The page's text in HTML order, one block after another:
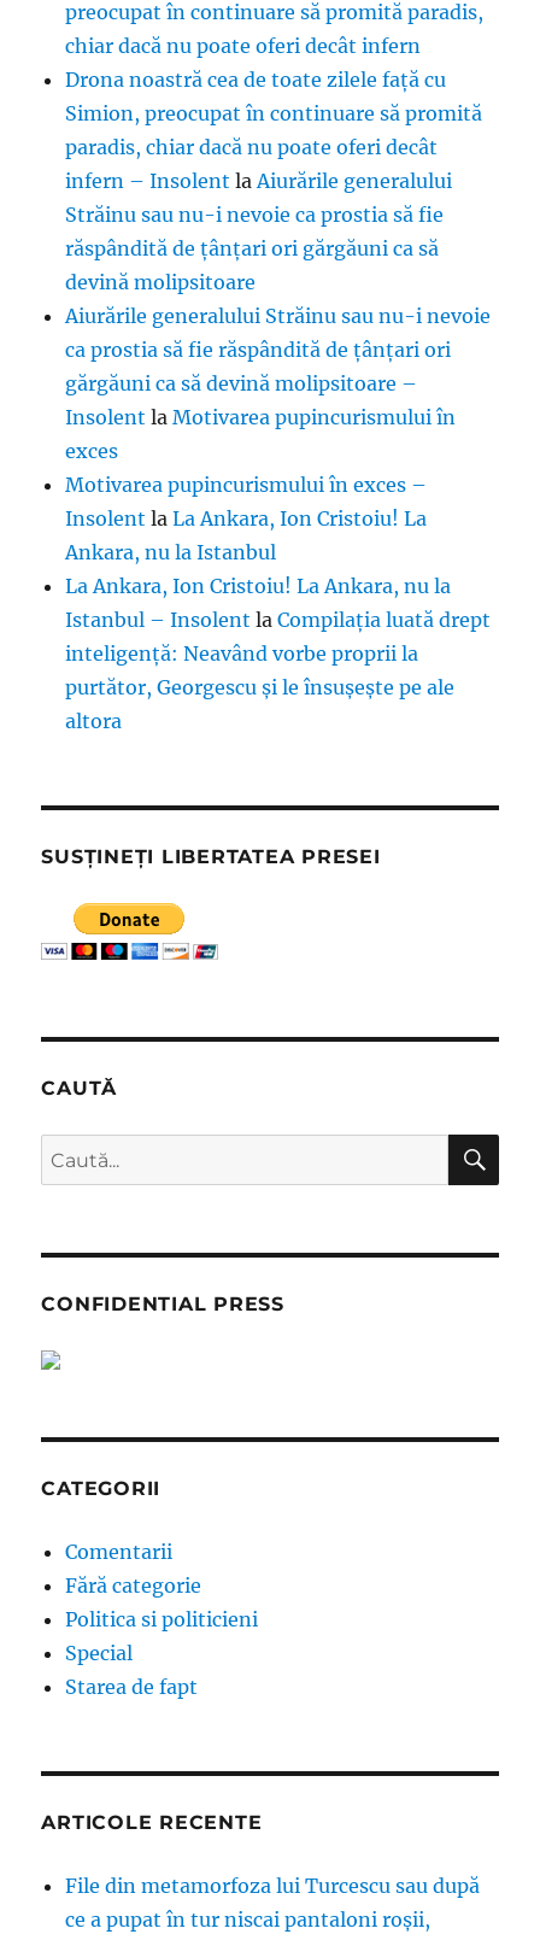
preocupat în continuare să promită paradis,
chiar dacă nu poate oferi decât infern
Drona noastră cea de toate zilele față cu
Simion, preocupat în continuare să promită
paradis, chiar dacă nu poate oferi decât
infern – Insolent laAiurările generalului
Străinu sau nu-i nevoie ca prostia să fie
răspândită de țânțari ori gărgăuni ca să
devină molipsitoare
Aiurările generalului Străinu sau nu-i nevoie
ca prostia să fie răspândită de țânțari ori
gărgăuni ca să devină molipsitoare –
Insolent laMotivarea pupincurismului în
exces
Motivarea pupincurismului în exces –
Insolent laLa Ankara, Ion Cristoiu! La
Ankara, nu la Istanbul
La Ankara, Ion Cristoiu! La Ankara, nu la
Istanbul – Insolent laCompilația luată drept
inteligență: Neavând vorbe proprii la
purtător, Georgescu și le însușește pe ale
altora
SUSȚINEȚI LIBERTATEA PRESEI
CAUTĂ
Caută
după:
CONFIDENTIAL PRESS
CATEGORII
Comentarii
Fără categorie
Politica si politicieni
Special
Starea de fapt
ARTICOLE RECENTE
File din metamorfoza lui Turcescu sau după
ce a pupat în tur niscai pantaloni roșii,